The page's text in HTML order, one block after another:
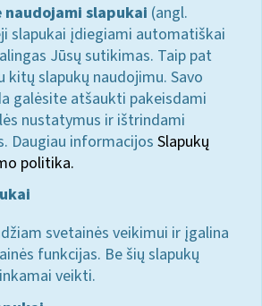
naudojami slapukai (angl.
slapukai įdiegiami automatiškai
Jūsų sutikimas. Taip pat
slapukų naudojimu. Savo
galėsite atšaukti pakeisdami
nustatymus ir ištrindami
Daugiau informacijos Slapukų
politika.
svetainės veikimui ir įgalina
funkcijas. Be šių slapukų
veikti.